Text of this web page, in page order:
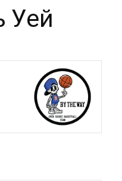
Уей